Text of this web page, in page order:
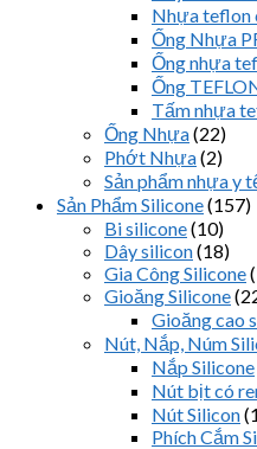
Nhựa teflon
Ống Nhựa
Ống nhựa
Ống
Tấm nhựa
Ống Nhựa(22)
Phớt Nhựa(2)
Sản phẩm nhựa y
Sản Phẩm Silicone(157)
Bi silicone(10)
Dây silicon(18)
Gia Công Silicone
Gioăng Silicone
Gioăng cao
Nút, Nắp, Núm
Nắp Silicone
Nút bịt có
Nút Silicon
Phích Cắm